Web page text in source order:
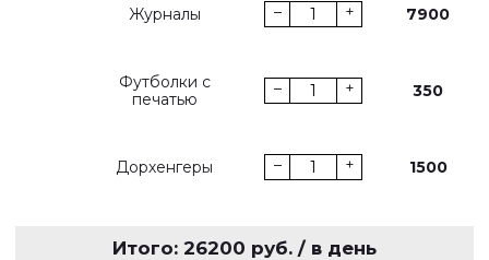
Журналы – + 7900
Футболки с
печатью
– + 350
Дорхенгеры – + 1500
Итого: 26200 руб. / в день